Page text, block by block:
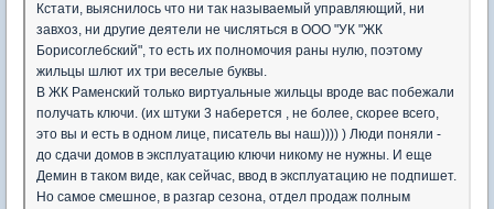
Кстати, выяснилось что ни так называемый управляющий, ни
завхоз, ни другие деятели не числяться в ООО "УК "ЖК
Борисоглебский", то есть их полномочия раны нулю, поэтому
жильцы шлют их три веселые буквы.
В ЖК Раменский только виртуальные жильцы вроде вас побежали
получать ключи. (их штуки 3 наберется , не более, скорее всего,
это вы и есть в одном лице, писатель вы наш)))) ) Люди поняли -
до сдачи домов в эксплуатацию ключи никому не нужны. И еще
Демин в таком виде, как сейчас, ввод в эксплуатацию не подпишет.
Но самое смешное, в разгар сезона, отдел продаж полным